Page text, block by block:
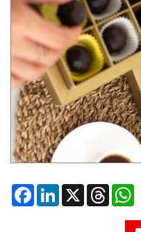
FacebookLinkedIn
X Threads